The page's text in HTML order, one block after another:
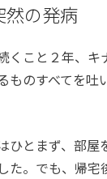
然の発病
くこと２年、キ
ものすべてを吐
ひとまず、部
た。でも、帰宅